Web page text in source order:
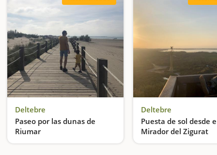
Deltebre
Paseo por las dunas de
Riumar
Os proponemos dar un paseo por uno de los espacios más emblemáticos y representativos del Parque Natural del Delta del Ebro, donde los niños podrán jugar a hacer la 'croqueta' sobre las grandes dunas que predominan…
Deltebre
Puesta de sol desde
Mirador del Zigurat
Despedimos el día con